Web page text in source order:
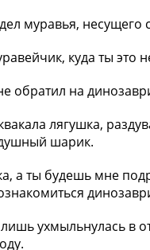
муравья, несущего
куда ты это
обратил на
лягушка,
шарик.
а ты будешь мне
ухмыльнулась в